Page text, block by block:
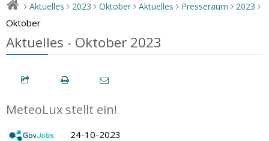
> Aktuelles > 2023 > Oktober > Aktuelles > Presseraum > 2023 >
Oktober
Aktuelles - Oktober 2023
MeteoLux stellt ein!
24-10-2023